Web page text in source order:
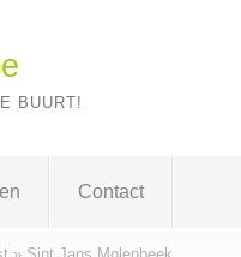
BUURT!
Contact